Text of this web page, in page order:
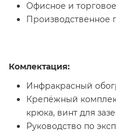
Офисное и
Производственное
Комлектация:
Инфракрасный
Крепёжный
крюка, винт для
Руководство по